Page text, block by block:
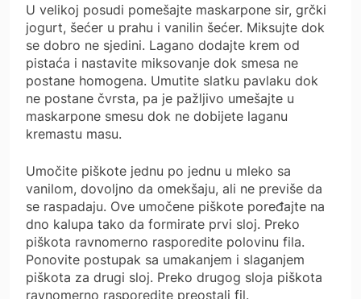
U velikoj posudi pomešajte maskarpone sir, grčki
jogurt, šećer u prahu i vanilin šećer. Miksujte dok
se dobro ne sjedini. Lagano dodajte krem od
pistaća i nastavite miksovanje dok smesa ne
postane homogena. Umutite slatku pavlaku dok
ne postane čvrsta, pa je pažljivo umešajte u
maskarpone smesu dok ne dobijete laganu
kremastu masu.
Umočite piškote jednu po jednu u mleko sa
vanilom, dovoljno da omekšaju, ali ne previše da
se raspadaju. Ove umočene piškote poređajte na
dno kalupa tako da formirate prvi sloj. Preko
piškota ravnomerno rasporedite polovinu fila.
Ponovite postupak sa umakanjem i slaganjem
piškota za drugi sloj. Preko drugog sloja piškota
ravnomerno rasporedite preostali fil.